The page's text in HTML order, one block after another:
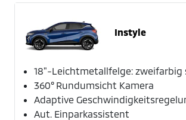
Instyle
18"-Leichtmetallfelge: zweifarbig
360° Rundumsicht Kamera
Adaptive
Aut. Einparkassistent